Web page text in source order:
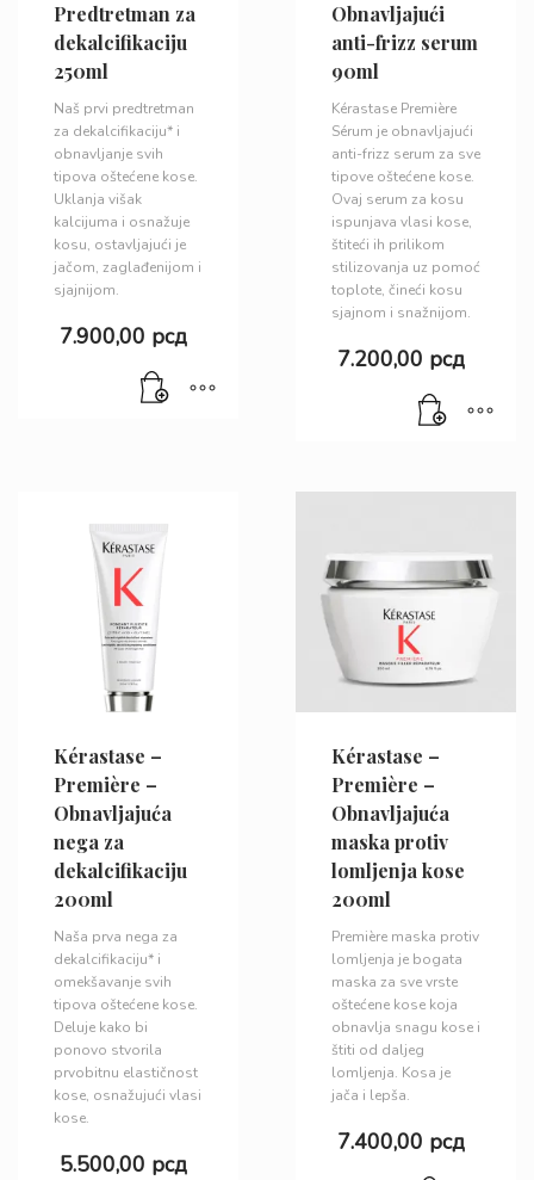
Predtretman za
dekalcifikaciju
250ml
Naš prvi predtretman
za dekalcifikaciju* i
obnavljanje svih
tipova oštećene kose.
Uklanja višak
kalcijuma i osnažuje
kosu, ostavljajući je
jačom, zaglađenijom i
sjajnijom.
7.900,00 рсд
Obnavljajući
anti-frizz serum
90ml
Kérastase Première
Sérum je obnavljajući
anti-frizz serum za sve
tipove oštećene kose.
Ovaj serum za kosu
ispunjava vlasi kose,
štiteći ih prilikom
stilizovanja uz pomoć
toplote, čineći kosu
sjajnom i snažnijom.
7.200,00 рсд
Kérastase –
Première –
Obnavljajuća
nega za
dekalcifikaciju
200ml
Naša prva nega za
dekalcifikaciju* i
omekšavanje svih
tipova oštećene kose.
Deluje kako bi
ponovo stvorila
prvobitnu elastičnost
kose, osnažujući vlasi
kose.
5.500,00 рсд
Kérastase –
Première –
Obnavljajuća
maska protiv
lomljenja kose
200ml
Première maska protiv
lomljenja je bogata
maska ​​za sve vrste
oštećene kose koja
obnavlja snagu kose i
štiti od daljeg
lomljenja. Kosa je
jača i lepša.
7.400,00 рсд